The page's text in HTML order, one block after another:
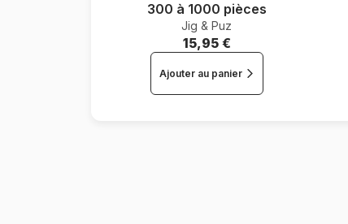
300 à 1000 pièces
Jig & Puz
15,95 €
Ajouter au panier